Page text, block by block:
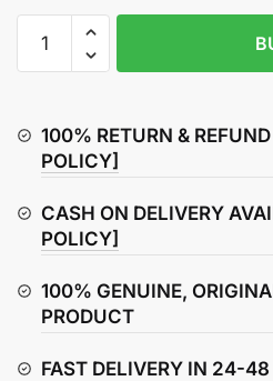
Alpinestars
Neck
100% RETURN &
POLICY]
CASH ON DELIVERY
POLICY]
100% GENUINE,
PRODUCT
FAST DELIVERY IN 24-